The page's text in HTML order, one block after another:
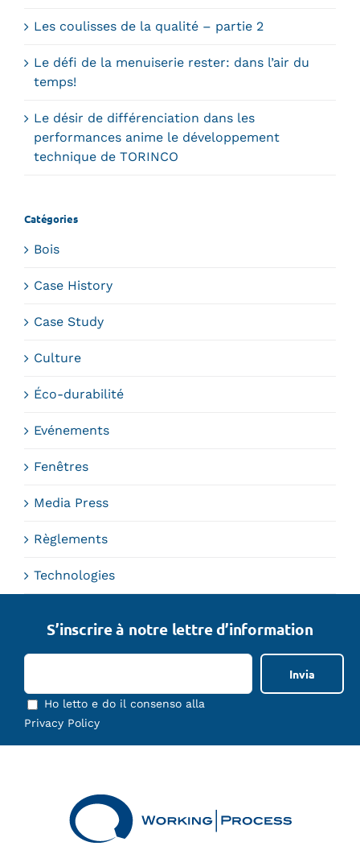
Les coulisses de la qualité – partie 2
Le défi de la menuiserie rester: dans l’air du
temps!
Le désir de différenciation dans les
performances anime le développement
technique de TORINCO
Catégories
Bois
Case History
Case Study
Culture
Éco-durabilité
Evénements
Fenêtres
Media Press
Règlements
Technologies
S’inscrire à notre lettre d’information
Ho letto e do il consenso alla
Privacy Policy